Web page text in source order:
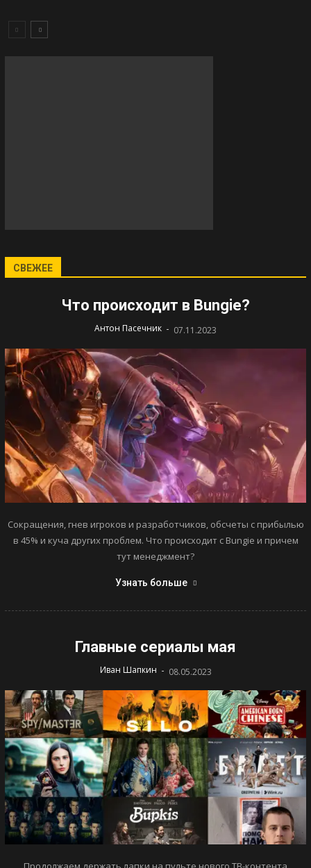
СВЕЖЕЕ
Что происходит в Bungie?
Антон Пасечник - 07.11.2023
Сокращения, гнев игроков и разработчиков, обсчеты с прибылью
в 45% и куча других проблем. Что происходит с Bungie и причем
тут менеджмент?
Узнать больше
Главные сериалы мая
Иван Шапкин - 08.05.2023